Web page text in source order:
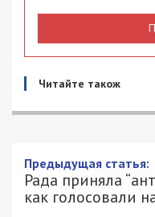
Читайте також
Предыдущая статья:
Рада приняла
как голосовали